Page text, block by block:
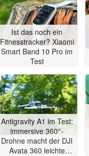
Ist das noch ein
Fitnesstracker? Xiaomi
Smart Band 10 Pro im
Test
Antigravity A1 im Test:
immersive 360°-
Drohne macht der DJI
Avata 360 leichte